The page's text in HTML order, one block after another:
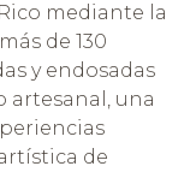
mediante la
de 130
y endosadas
artesanal, una
de